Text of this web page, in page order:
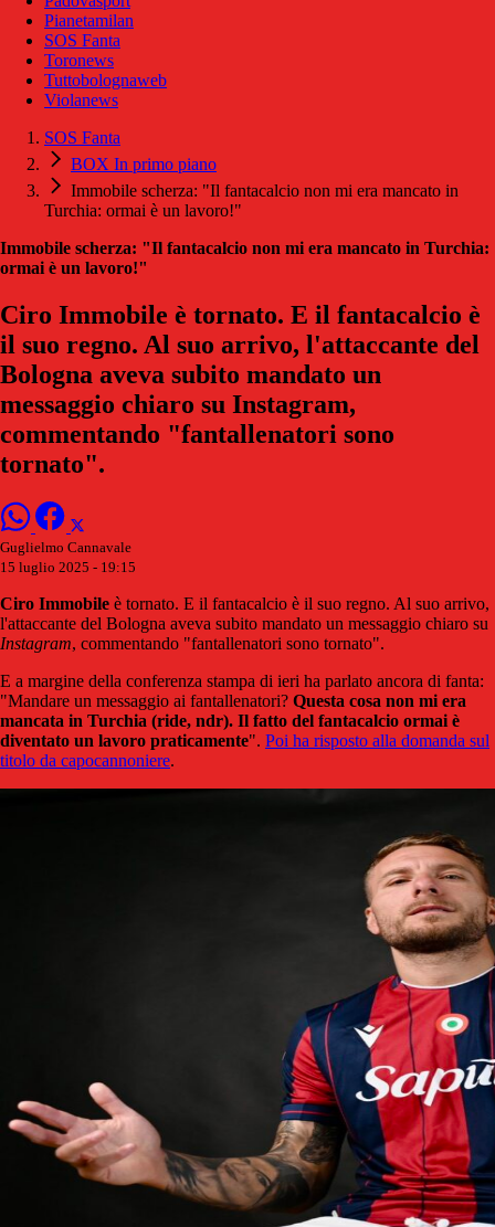
Pianetamilan
SOS Fanta
Toronews
Tuttobolognaweb
Violanews
SOS Fanta
BOX In primo piano
Immobile scherza: "Il fantacalcio non mi era mancato in
Turchia: ormai è un lavoro!"
Immobile scherza: "Il fantacalcio non mi era mancato in Turchia:
ormai è un lavoro!"
Ciro Immobile è tornato. E il fantacalcio è
il suo regno. Al suo arrivo, l'attaccante del
Bologna aveva subito mandato un
messaggio chiaro su Instagram,
commentando "fantallenatori sono
tornato".
Guglielmo Cannavale
15 luglio 2025 - 19:15
Ciro Immobile è tornato. E il fantacalcio è il suo regno. Al suo arrivo,
l'attaccante del Bologna aveva subito mandato un messaggio chiaro su
Instagram, commentando "fantallenatori sono tornato".
E a margine della conferenza stampa di ieri ha parlato ancora di fanta:
"Mandare un messaggio ai fantallenatori? Questa cosa non mi era
mancata in Turchia (ride, ndr). Il fatto del fantacalcio ormai è
diventato un lavoro praticamente". Poi ha risposto alla domanda sul
titolo da capocannoniere.